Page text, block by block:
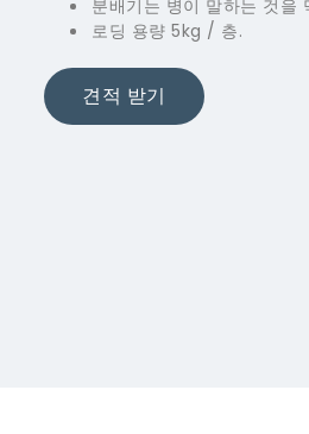
분배기는 병이 말하는 것을
로딩 용량 5kg / 층.
견적 받기